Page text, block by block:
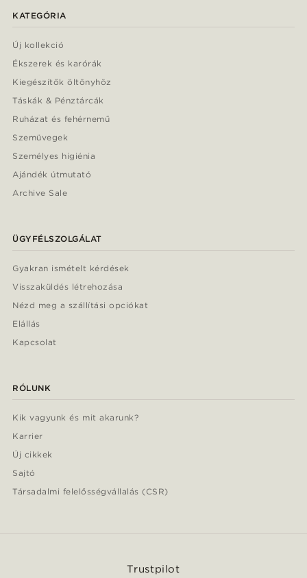
KATEGÓRIA
Új kollekció
Ékszerek és karórák
Kiegészítők öltönyhöz
Táskák & Pénztárcák
Ruházat és fehérnemű
Szemüvegek
Személyes higiénia
Ajándék útmutató
Archive Sale
ÜGYFÉLSZOLGÁLAT
Gyakran ismételt kérdések
Visszaküldés létrehozása
Nézd meg a szállítási opciókat
Elállás
Kapcsolat
RÓLUNK
Kik vagyunk és mit akarunk?
Karrier
Új cikkek
Sajtó
Társadalmi felelősségvállalás (CSR)
Trustpilot